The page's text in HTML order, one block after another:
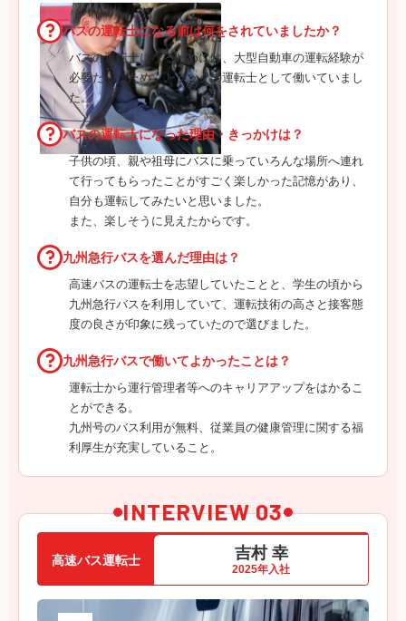
バスの運転士になる前は何をされていましたか？
バスの運転士になるためには、大型自動車の運転経験が
必要だったため、トラックの運転士として働いていまし
た。
バスの運転士になった理由・きっかけは？
子供の頃、親や祖母にバスに乗っていろんな場所へ連れ
て行ってもらったことがすごく楽しかった記憶があり、
自分も運転してみたいと思いました。
また、楽しそうに見えたからです。
九州急行バスを選んだ理由は？
高速バスの運転士を志望していたことと、学生の頃から
九州急行バスを利用していて、運転技術の高さと接客態
度の良さが印象に残っていたので選びました。
九州急行バスで働いてよかったことは？
運転士から運行管理者等へのキャリアアップをはかるこ
とができる。
九州号のバス利用が無料、従業員の健康管理に関する福
利厚生が充実していること。
INTERVIEW 03
高速バス運転士 吉村 幸
2025年入社